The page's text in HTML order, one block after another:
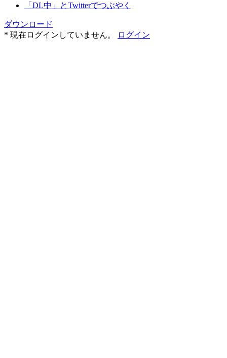
「DL中」とTwitterでつぶやく
ダウンロード
* 現在ログインしていません。
ログイン